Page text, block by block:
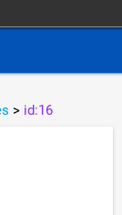
> id:16